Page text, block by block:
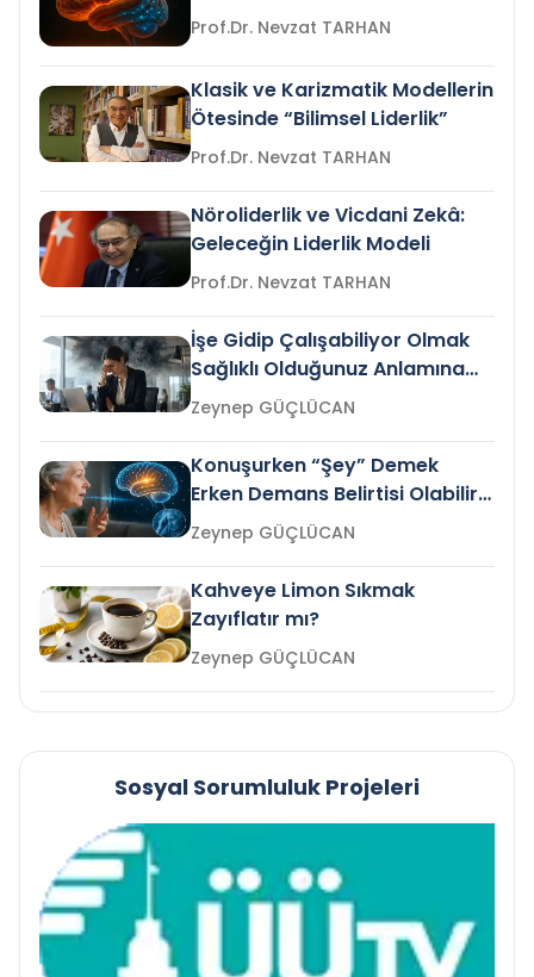
Prof.Dr. Nevzat TARHAN
Klasik ve Karizmatik Modellerin
Ötesinde “Bilimsel Liderlik”
Prof.Dr. Nevzat TARHAN
Nöroliderlik ve Vicdani Zekâ:
Geleceğin Liderlik Modeli
Prof.Dr. Nevzat TARHAN
İşe Gidip Çalışabiliyor Olmak
Sağlıklı Olduğunuz Anlamına
Gelir mi?Zeynep GÜÇLÜCAN
Konuşurken “Şey” Demek
Erken Demans Belirtisi Olabilir
mi?
Zeynep GÜÇLÜCAN
Kahveye Limon Sıkmak
Zayıflatır mı?
Zeynep GÜÇLÜCAN
Sosyal Sorumluluk Projeleri